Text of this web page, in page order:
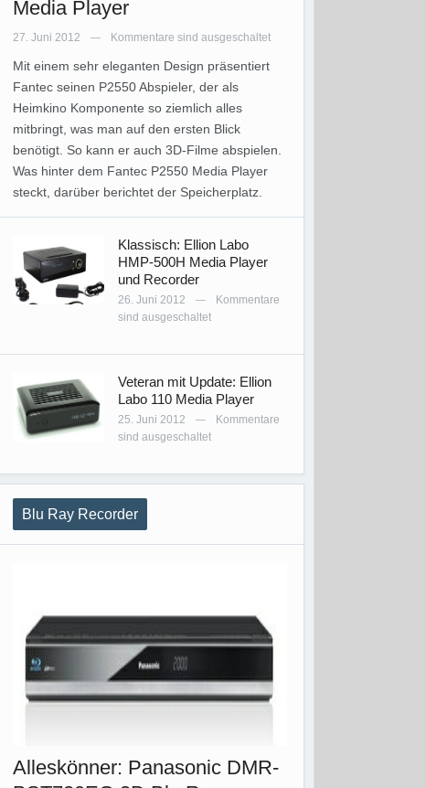
Media Player
27. Juni 2012 — Kommentare sind ausgeschaltet
Mit einem sehr eleganten Design präsentiert
Fantec seinen P2550 Abspieler, der als
Heimkino Komponente so ziemlich alles
mitbringt, was man auf den ersten Blick
benötigt. So kann er auch 3D-Filme abspielen.
Was hinter dem Fantec P2550 Media Player
steckt, darüber berichtet der Speicherplatz.
Klassisch: Ellion Labo
HMP-500H Media Player
und Recorder
26. Juni 2012 —
Kommentare
sind ausgeschaltet
Veteran mit Update: Ellion
Labo 110 Media Player
25. Juni 2012 —
Kommentare
sind ausgeschaltet
Blu Ray Recorder
Alleskönner: Panasonic DMR-